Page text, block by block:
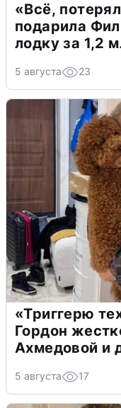
«Всё,
подарила
лодку за 1,2
5 августа 23
«Триггерю
Гордон
Ахмедовой и
5 августа 17